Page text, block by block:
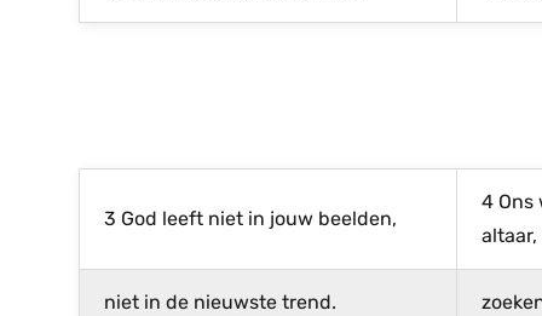
3 God leeft niet in jouw beelden,
4 Ons
altaar,
niet in de nieuwste trend.